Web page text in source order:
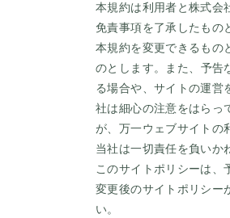
本規約は利用者と株式会
免責事項を了承したもの
本規約を変更できるもの
のとします。また、予告
る場合や、サイトの運営
社は細心の注意をはらっ
が、万一ウェブサイトの
当社は一切責任を負いか
このサイトポリシーは、
変更後のサイトポリシー
い。